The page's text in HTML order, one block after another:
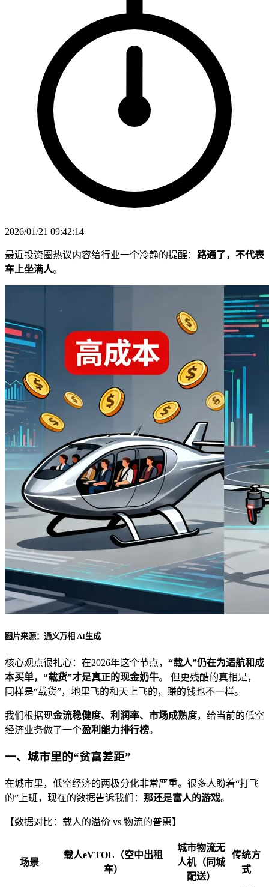
2026/01/21 09:42:14
最近投资圈热议内容给行业一个冷静的提醒： 路通了，不代表
车上坐满人。
图片来源：通义万相 AI生成
核心观点很扎心：在2026年这个节点， “载人”仍在为适航和成
本买单，“载货”才是真正的现金奶牛。 但更残酷的真相是，
同样是“载货”，地里飞的和天上飞的，赚的钱也不一样。
我们根据现金流稳健度、利润率、市场成熟度，给当前的低空
经济业务做了一个盈利能力排行榜。
一、城市里的“贫富差距”
在城市里，低空经济的两极分化非常严重。很多人盼着“打飞
的”上班，现在的数据告诉我们： 那还是富人的游戏。
【数据对比：载人的溢价 vs 物流的普惠】
场景
载人eVTOL（空中出租
车）
城市物流无
人机（同城
配送）
传统方
式